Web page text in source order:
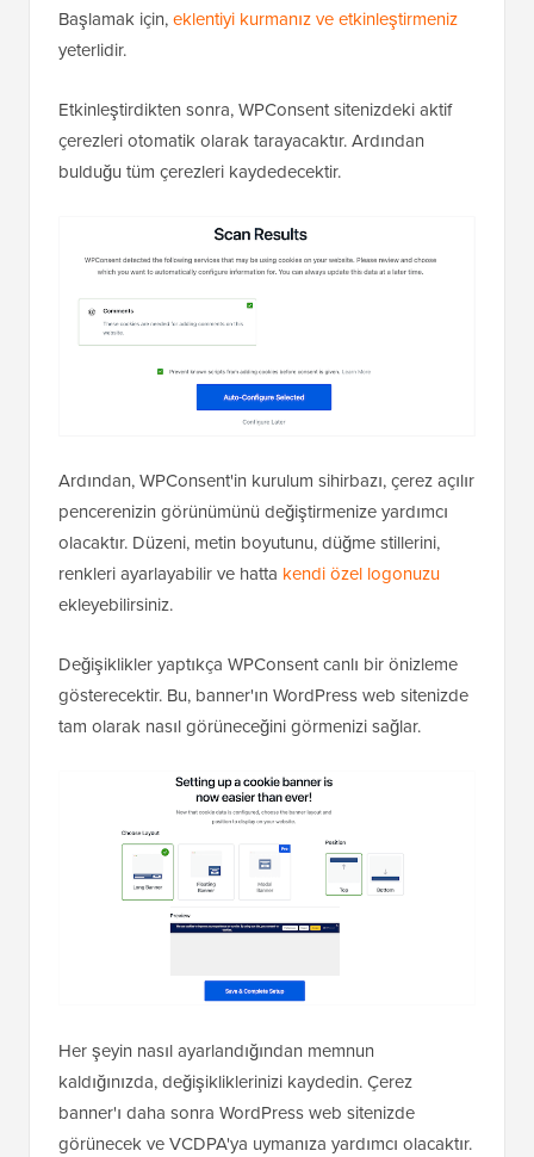
Başlamak için,eklentiyi kurmanız ve etkinleştirmeniz
yeterlidir.
Etkinleştirdikten sonra, WPConsent sitenizdeki aktif
çerezleri otomatik olarak tarayacaktır. Ardından
bulduğu tüm çerezleri kaydedecektir.
Ardından, WPConsent'in kurulum sihirbazı, çerez açılır
pencerenizin görünümünü değiştirmenize yardımcı
olacaktır. Düzeni, metin boyutunu, düğme stillerini,
renkleri ayarlayabilir ve hatta kendi özel logonuzu
ekleyebilirsiniz.
Değişiklikler yaptıkça WPConsent canlı bir önizleme
gösterecektir. Bu, banner'ın WordPress web sitenizde
tam olarak nasıl görüneceğini görmenizi sağlar.
Her şeyin nasıl ayarlandığından memnun
kaldığınızda, değişikliklerinizi kaydedin. Çerez
banner'ı daha sonra WordPress web sitenizde
görünecek ve VCDPA'ya uymanıza yardımcı olacaktır.